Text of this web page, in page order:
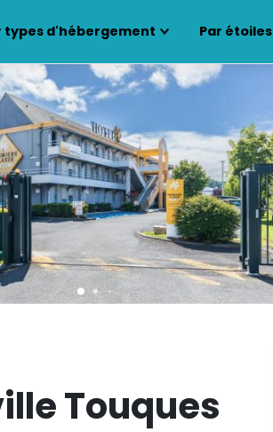
types d'hébergement Par étoiles
Touques